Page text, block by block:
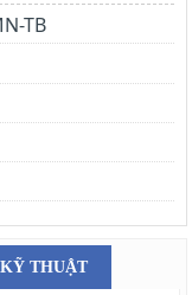
TB
THUẬT